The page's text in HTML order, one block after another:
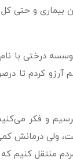
سلامتی بود. در مدت
درختی با
کردم تا
و فکر
ولی
منتقل کنیم